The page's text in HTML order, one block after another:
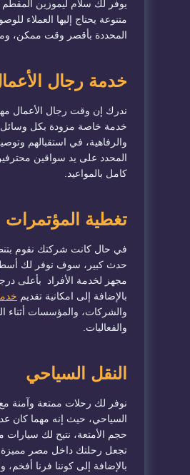
يوفر لك سلام ليموزين
متنوعة يحتاج إليها العملاء
المحددة بأقصر وقت ممكن،
خدمة رجال
ندرك إن وقت رجال الأعمال
خدمة خاصة مزودة بكل وسائل
والرفاهية، في استقبالهم
المحدد على يد سواقين
كامل بالمواعيد.
تغطية المؤتمرات
في حال كانت شركتك نقوم
حدث كبير، سوف نوفر لك
مجهز لخدمة الأفراد بأعلى
بالإضافة إلى امكانية تقديم
والشركات، والمؤسسات أثناء
والفعاليات.
النقل السياحي
نوفر لك رحلات ممتعة وآمنة
السياحي، حيث إنه مهما كان عدد
حجم الأمتعة، نتيح لك سيارات
تجعل رحلتك داخل مصر مميزة
بالإضافة إلى كوننا فرنا